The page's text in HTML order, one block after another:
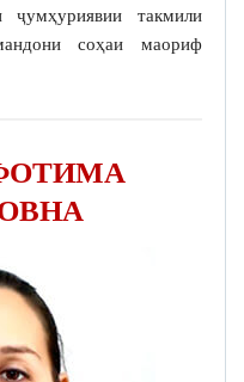
такмили
соҳаи маориф